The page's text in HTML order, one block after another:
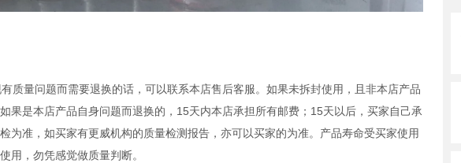
质量问题而需要退换的话，可以联系本店售后客服。如果未拆封使用，且非本店产品
果是本店产品自身问题而退换的，15天内本店承担所有邮费；15天以后，买家自己承
为准，如买家有更威机构的质量检测报告，亦可以买家的为准。产品寿命受买家使用
用，勿凭感觉做质量判断。